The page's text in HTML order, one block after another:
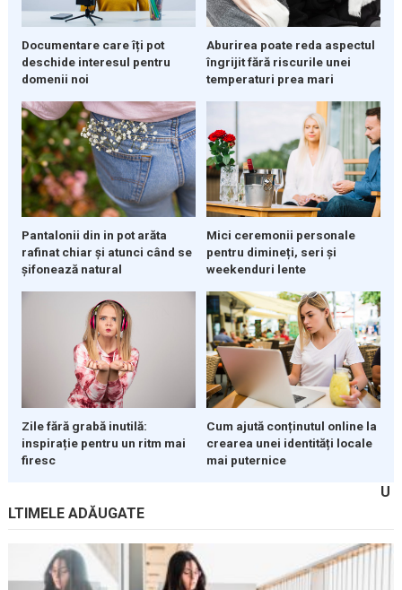
Documentare care îți pot
deschide interesul pentru
domenii noi
Aburirea poate reda aspectul
îngrijit fără riscurile unei
temperaturi prea mari
Pantalonii din in pot arăta
rafinat chiar și atunci când se
șifonează natural
Mici ceremonii personale
pentru dimineți, seri și
weekenduri lente
Zile fără grabă inutilă:
inspirație pentru un ritm mai
firesc
Cum ajută conținutul online la
crearea unei identități locale
mai puternice
U
LTIMELE ADĂUGATE